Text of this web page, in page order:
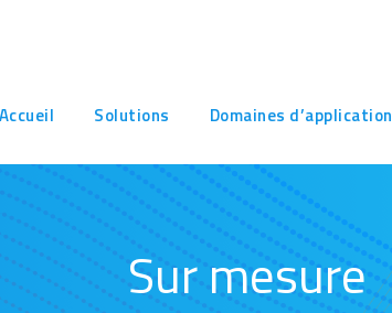
Navigation
Accueil Solutions Domaines d’application
Sur mesure